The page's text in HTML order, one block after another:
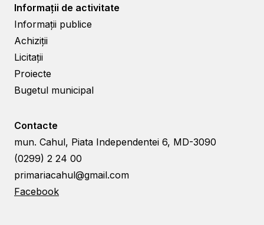
Informații de activitate
Informații publice
Achiziții
Licitații
Proiecte
Bugetul municipal
Contacte
mun. Cahul, Piata Independentei 6, MD-3090
(0299) 2 24 00
primariacahul@gmail.com
Facebook